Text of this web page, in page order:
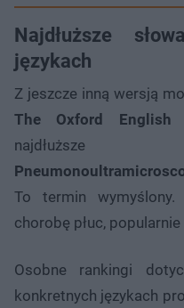
Najdłuższe
językach
Z jeszcze inną wersją
The Oxford English
To termin wymyślony.
chorobę płuc,
Osobne rankingi
konkretnych językach